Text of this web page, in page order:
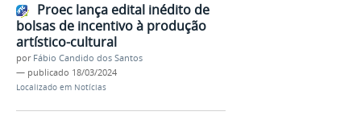
Proec lança edital inédito de
bolsas de incentivo à produção
artístico-cultural
por Fábio Candido dos Santos
— publicado 18/03/2024
Localizado em Notícias